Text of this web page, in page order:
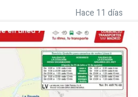
Hace 11 días